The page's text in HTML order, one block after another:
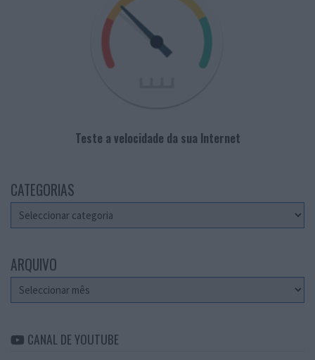
Teste a velocidade da sua Internet
CATEGORIAS
Categorias
ARQUIVO
Arquivo
CANAL DE YOUTUBE